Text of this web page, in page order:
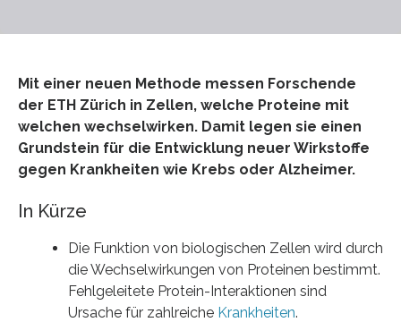
Mit einer neuen Methode messen Forschende
der ETH Zürich in Zellen, welche Proteine mit
welchen wechselwirken. Damit legen sie einen
Grundstein für die Entwicklung neuer Wirkstoffe
gegen Krankheiten wie Krebs oder Alzheimer.
In Kürze
Die Funktion von biologischen Zellen wird durch
die Wechselwirkungen von Proteinen bestimmt.
Fehlgeleitete Protein-Interaktionen sind
Ursache für zahlreiche Krankheiten.